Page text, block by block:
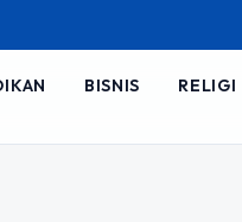
BISNIS RELIGI